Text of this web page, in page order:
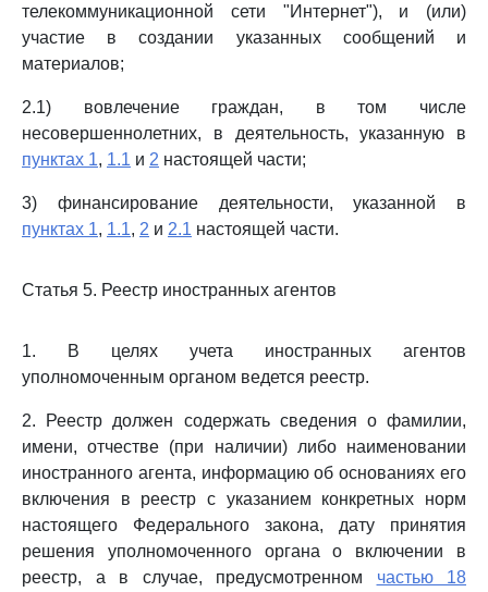
телекоммуникационной сети "Интернет"), и (или)
участие в создании указанных сообщений и
материалов;
2.1) вовлечение граждан, в том числе
несовершеннолетних, в деятельность, указанную в
пунктах 1, 1.1 и 2 настоящей части;
3) финансирование деятельности, указанной в
пунктах 1, 1.1, 2 и 2.1 настоящей части.
Статья 5. Реестр иностранных агентов
1. В целях учета иностранных агентов
уполномоченным органом ведется реестр.
2. Реестр должен содержать сведения о фамилии,
имени, отчестве (при наличии) либо наименовании
иностранного агента, информацию об основаниях его
включения в реестр с указанием конкретных норм
настоящего Федерального закона, дату принятия
решения уполномоченного органа о включении в
реестр, а в случае, предусмотренном частью 18